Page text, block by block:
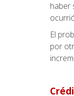
haber
El
por